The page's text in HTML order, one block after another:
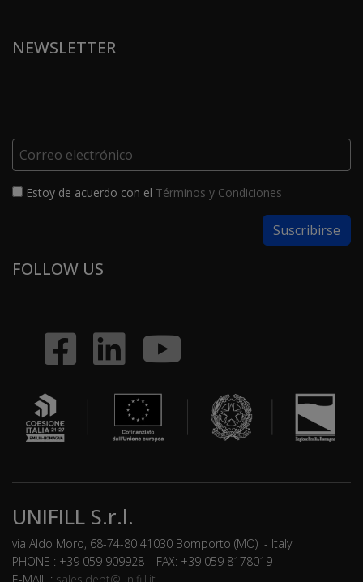
NEWSLETTER
Estoy de acuerdo con el Términos y Condiciones
FOLLOW US
UNIFILL S.r.l.
via Aldo Moro, 68-74-80 41030 Bomporto (MO) - Italy
PHONE : +39 059 909928 – FAX: +39 059 8178019
E-MAIL : sales.dept@unifill.it